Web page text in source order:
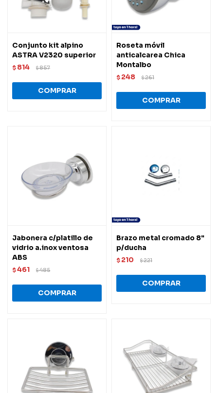
Conjunto kit alpino
ASTRA V2320 superior
$ 814 $857
Roseta móvil
anticalcarea Chica
Montalbo
$ 248 $261
Jabonera c/platillo de
vidrio a.inox ventosa
ABS
$461 $485
Brazo metal cromado 8"
p/ducha
$ 210 $221